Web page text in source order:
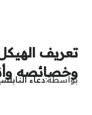
تعريف
وخصائصه
بواسطةدعاء